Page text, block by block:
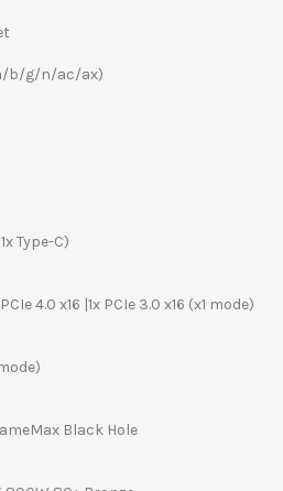
a/b/g/n/ac/ax)
Type-C)
4.0 x16 |1x PCIe 3.0 x16 (x1 mode)
Black Hole